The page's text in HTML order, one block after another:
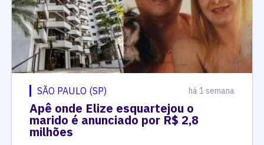
SÃO PAULO (SP) há 1 semana
Apê onde Elize esquartejou o
marido é anunciado por R$ 2,8
milhões